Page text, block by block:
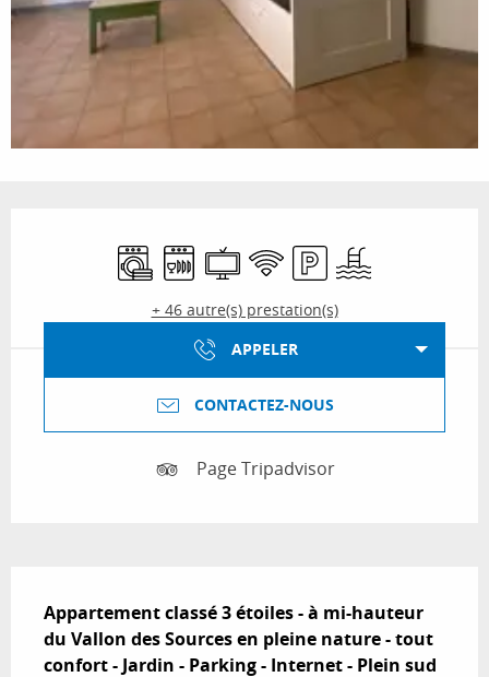
Lave lingeLave vaisselle
Télévision
WiFi ParkingPiscine
+ 46 autre(s) prestation(s)
APPELER
CONTACTEZ-NOUS
Page Tripadvisor
Appartement classé 3 étoiles - à mi-hauteur
du Vallon des Sources en pleine nature - tout
confort - Jardin - Parking - Internet - Plein sud